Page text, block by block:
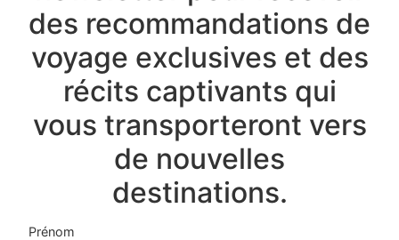
des recommandations de
voyage exclusives et des
récits captivants qui
vous transporteront vers
de nouvelles
destinations.
Prénom